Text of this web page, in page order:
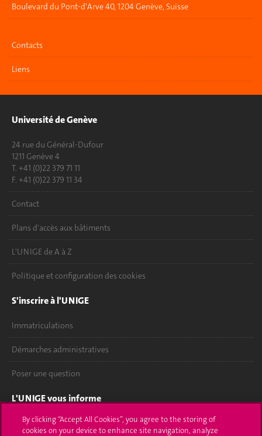
Boulevard du Pont-d'Arve 40, 1204 Genève, Suisse
Contacts
Liens
Université de Genève
24 rue du Général-Dufour
1211 Genève 4
T. +41 (0)22 379 71 11
F. +41 (0)22 379 11 34
Contact
Plans d'accès aux bâtiments
L'UNIGE de A à Z
Politique et configuration des cookies
S'inscrire à l'UNIGE
Immatriculations
Démarches administratives
Poser une question
L'UNIGE vous informe
UNIGE Mobile
By clicking “Accept All Cookies”, you agree to the storing of
cookies on your device to enhance site navigation, analyze